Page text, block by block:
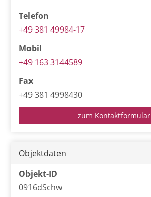
Telefon
+49 381 49984-17
Mobil
+49 163 3144589
Fax
+49 381 4998430
zum Kontaktformular
Objektdaten
Objekt-ID
0916dSchw